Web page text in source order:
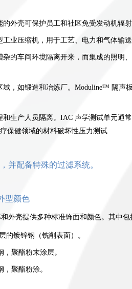
外壳可保护员工和社区免受发动机辐
业压缩机，用于工艺、电力和气体输
的车间环境隔离开来，而集成的照明
，如锻造和冶炼厂。Moduline™ 隔声
生产人员隔离。IAC 声学测试单元通
保健领域的材料破坏性压力测试
并配备特殊的过滤系统。
型颜色
外壳提供多种标准饰面和颜色。其中包
的镀锌钢（铣削表面）。
，聚酯粉末涂层。
，聚酯粉涂。